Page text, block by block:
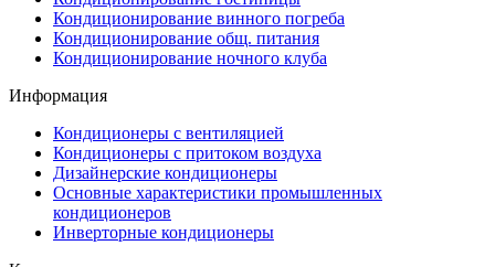
Кондиционирование винного погреба
Кондиционирование общ. питания
Кондиционирование ночного клуба
Информация
Кондиционеры с вентиляцией
Кондиционеры с притоком воздуха
Дизайнерские кондиционеры
Основные характеристики промышленных
кондиционеров
Инверторные кондиционеры